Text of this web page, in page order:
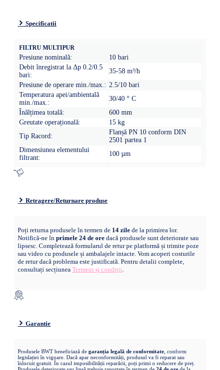
Specificatii
FILTRU MULTIPUR
Presiune nominală:
10 bari
Debit înregistrat la Δp 0.2/0.5
bari:
35-58 m³/h
Presiune de operare min./max.: 2.5/10 bari
Temperatura apei/ambientală
min./max.:
30/40 ° C
Înălțimea totală:
600 mm
Greutate operațională:
15 kg
Tip Racord:
Flanșă PN 10 conform DIN
2501 partea 1
Dimensiunea elementului
filtrant:
100 µm
Retragere/Returnare produse
Poți returna produsele în termen de 14 zile de la primirea lor.
Notifică-ne în primele 24 de ore dacă produsele sunt deteriorate sau
lipsesc. Completează formularul de retur pe platformă și trimite poze
sau video cu produsele și ambalajele intacte. Vom acoperi costurile
de retur dacă problema este justificată. Pentru detalii complete,
consultați secțiunea Termeni și condiții.
Garantie
Produsele BWT beneficiază de garanția legală de conformitate , conform
legislației în vigoare. Dacă apar neconformități, produsul va fi reparat sau
înlocuit gratuit. În cazul imposibilității reparării, poți primi o reducere de preț.